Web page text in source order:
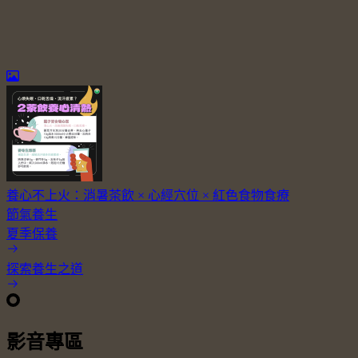
養心不上火：消暑茶飲 × 心經穴位 × 紅色食物食療
節氣養生
夏季保養
探索養生之道
影音專區